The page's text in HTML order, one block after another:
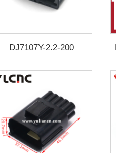
DJ7107Y-2.2-200